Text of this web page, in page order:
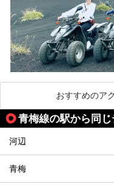
おすすめのア
青梅線の駅から同
河辺
青梅